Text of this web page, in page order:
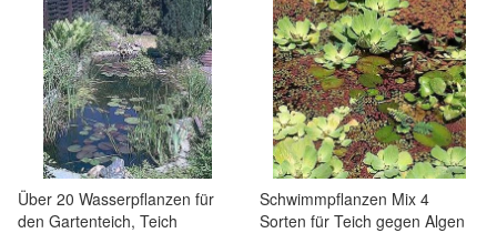
Über 20 Wasserpflanzen für
den Gartenteich, Teich
Schwimmpflanzen Mix 4
Sorten für Teich gegen Algen